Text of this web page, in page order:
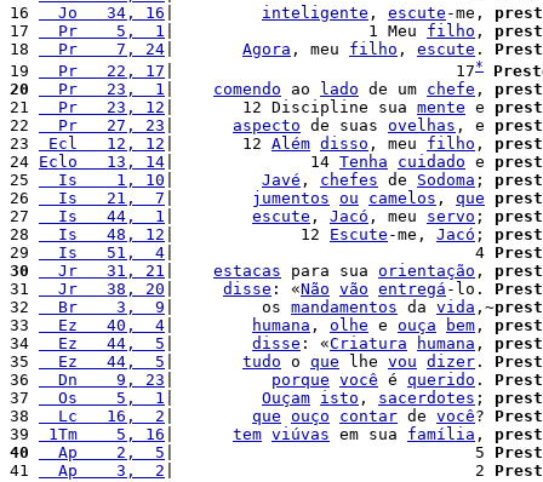
16
  Jo   34, 16
inteligente , escute -me,
17
  Pr    5,  1
|                    1 Meu filho ,
18
  Pr    7, 24
Agora , meu filho , escute .
19
  Pr   22, 17
|                             17*
20
  Pr   23,  1
comendo ao lado de um chefe ,
21
  Pr   23, 12
|       12 Discipline sua mente e
22
  Pr   27, 23
aspecto de suas ovelhas , e
23
Ecl   12, 12 |       12 Além disso , meu filho ,
24 Eclo   13, 14 |              14 Tenha cuidado e
25
  Is    1, 10
Javé , chefes de Sodoma ;
26
  Is   21,  7
jumentos ou camelos , que
27
  Is   44,  1
escute , Jacó , meu servo ;
28
  Is   48, 12
|             12 Escute -me, Jacó ;
29
  Is   51,  4
|                               4
30
  Jr   31, 21
estacas para sua orientação ,
31
  Jr   38, 20
disse : «Não vão entregá -lo.
32
  Br    3,  9
|         os mandamentos da vida ,~
33
  Ez   40,  4
humana , olhe e ouça bem ,
34
  Ez   44,  5
disse : «Criatura humana ,
35
  Ez   44,  5
tudo o que lhe vou dizer .
36
  Dn    9, 23
porque você é querido .
37
  Os    5,  1
Ouçam isto , sacerdotes ;
38
  Lc   16,  2
que ouço contar de você?
39
1Tm    5, 16 tem viúvas em sua família ,
40
  Ap    2,  5
|                               5
41
  Ap    3,  2
|                               2